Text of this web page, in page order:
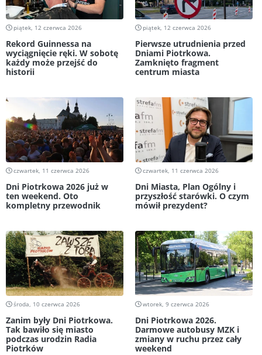
piątek, 12 czerwca 2026
Rekord Guinnessa na
wyciągnięcie ręki. W sobotę
każdy może przejść do
historii
piątek, 12 czerwca 2026
Pierwsze utrudnienia przed
Dniami Piotrkowa.
Zamknięto fragment
centrum miasta
czwartek, 11 czerwca 2026
Dni Piotrkowa 2026 już w
ten weekend. Oto
kompletny przewodnik
czwartek, 11 czerwca 2026
Dni Miasta, Plan Ogólny i
przyszłość starówki. O czym
mówił prezydent?
środa, 10 czerwca 2026
Zanim były Dni Piotrkowa.
Tak bawiło się miasto
podczas urodzin Radia
Piotrków
wtorek, 9 czerwca 2026
Dni Piotrkowa 2026.
Darmowe autobusy MZK i
zmiany w ruchu przez cały
weekend